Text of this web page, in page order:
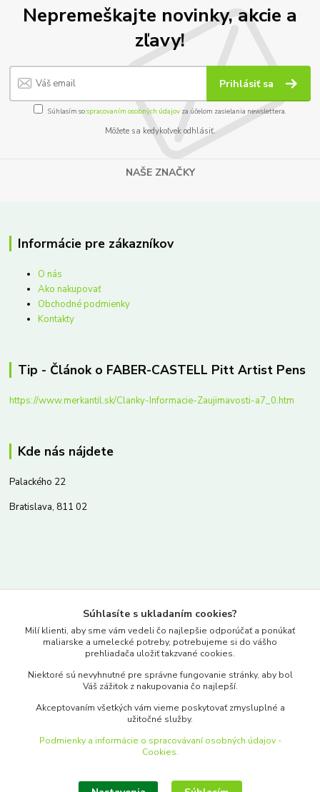
Nepremeškajte novinky, akcie a
zľavy!
Prihlásiť sa
Súhlasím sospracovaním osobných údajov za účelom zasielania newslettera.
Môžete sa kedykoľvek odhlásiť.
NAŠE ZNAČKY
Informácie pre zákazníkov
O nás
Ako nakupovať
Obchodné podmienky
Kontakty
Tip - Článok o FABER-CASTELL Pitt Artist Pens
https://www.merkantil.sk/Clanky-Informacie-Zaujimavosti-a7_0.htm
Kde nás nájdete
Palackého 22
Bratislava, 811 02
www.merkantil.sk
Pondelok-Piatok: 9.00-17.00hod.
objednavky@merkantil-obchod.sk
Súhlasíte s ukladaním cookies?
Milí klienti, aby sme vám vedeli čo najlepšie odporúčať a ponúkať
maliarske a umelecké potreby, potrebujeme si do vášho
prehliadača uložiť takzvané cookies.
Niektoré sú nevyhnutné pre správne fungovanie stránky, aby bol
Váš zážitok z nakupovania čo najlepší.
Akceptovaním všetkých vám vieme poskytovať zmysluplné a
užitočné služby.
Podmienky a informácie o spracovávaní osobných údajov -
Cookies.